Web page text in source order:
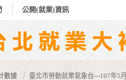
公開(就業)資訊
數據 臺北市勞動就業氣象台---107年5月